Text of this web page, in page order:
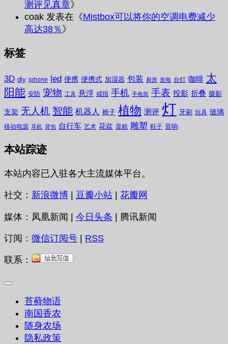
测评见真章》
coak 发表在《Mistbox可以将你的空调电费减少
高达38％》
标签
3D diy iphone led 便携 便携式 加湿器 包装 厨房 发电 台灯 咖啡 太
阳能 安防 宠物 工具 悬浮 戒指 手机 手电筒 手表 投影 折叠 摄影
支架 无人机 智能 机器人 椅子 植物 测评 灯 牙刷 玩具 玻璃
移动电源 耳机 背包 自行车 艺术 花盆 蛋糕 雕塑 鞋子 音响
本站踪迹
本站内容已入驻各大主流媒体平台。
社交： 新浪微博 豆瓣小站 花瓣网
媒体：凤凰新闻 | 今日头条 | 腾讯新闻
订阅： 微信订阅号 | RSS
联系：
苔藓物语
南国香农
随身农场
隐私政策